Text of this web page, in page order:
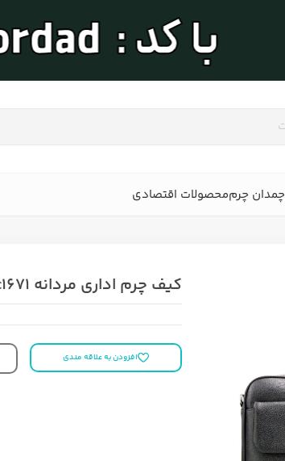
چمدان چرممحصولات اقتصادی
کیف چرم اداری مردانه mrc1671
افزودن به علاقه مندی